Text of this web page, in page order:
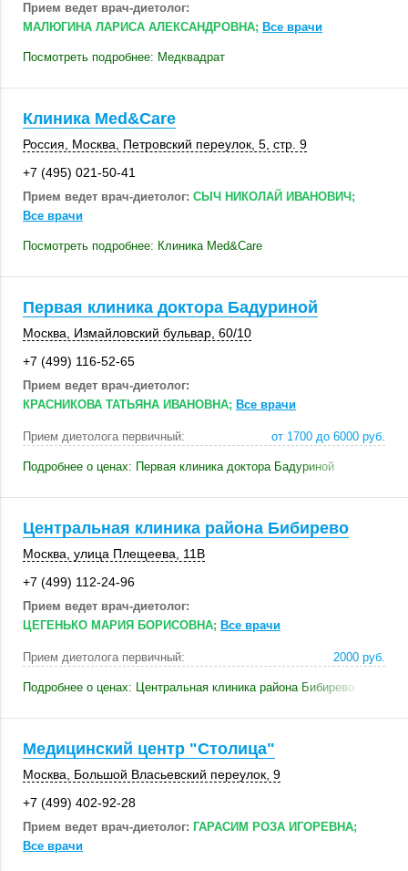
Прием ведет врач-диетолог:
МАЛЮГИНА ЛАРИСА АЛЕКСАНДРОВНА; Все врачи
Посмотреть подробнее: Медквадрат
Клиника Med&Care
Россия Москва , Петровский переулок, 5, стр. 9
+7 (495) 021-50-41
Прием ведет врач-диетолог: СЫЧ НИКОЛАЙ ИВАНОВИЧ;
Все врачи
Посмотреть подробнее: Клиника Med&Care
Первая клиника доктора Бадуриной
Москва , Измайловский бульвар, 60/10
+7 (499) 116-52-65
Прием ведет врач-диетолог:
КРАСНИКОВА ТАТЬЯНА ИВАНОВНА; Все врачи
Прием диетолога первичный: от 1700 до 6000 руб.
Подробнее о ценах: Первая клиника доктора Бадуриной
Центральная клиника района Бибирево
Москва улица Плещеева
11В
+7 (499) 112-24-96
Прием ведет врач-диетолог:
ЦЕГЕНЬКО МАРИЯ БОРИСОВНА; Все врачи
Прием диетолога первичный: 2000 руб.
Подробнее о ценах: Центральная клиника района Бибирево
Медицинский центр "Столица"
Москва , Большой Власьевский переулок, 9
+7 (499) 402-92-28
Прием ведет врач-диетолог: ГАРАСИМ РОЗА ИГОРЕВНА;
Все врачи